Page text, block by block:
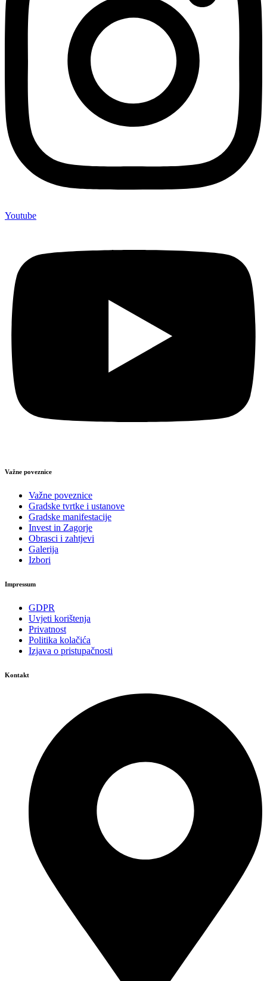
Youtube
Važne poveznice
Važne poveznice
Gradske tvrtke i ustanove
Gradske manifestacije
Invest in Zagorje
Obrasci i zahtjevi
Galerija
Izbori
Impressum
GDPR
Uvjeti korištenja
Privatnost
Politika kolačića
Izjava o pristupačnosti
Kontakt